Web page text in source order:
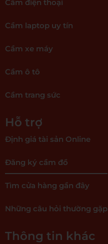
Cầm điện thoại
Cầm laptop uy tín
Cầm xe máy
Cầm ô tô
Cầm trang sức
Hỗ trợ
Định giá tài sản Online
Đăng ký cầm đồ
Tìm cửa hàng gần đây
Những câu hỏi thường gặp
Thông tin khác